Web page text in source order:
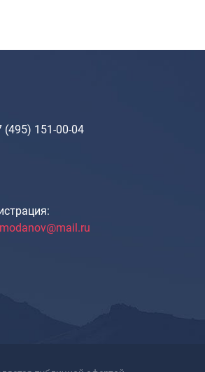
Мешки для обуви
Новинки
Багаж
(495) 151-00-04